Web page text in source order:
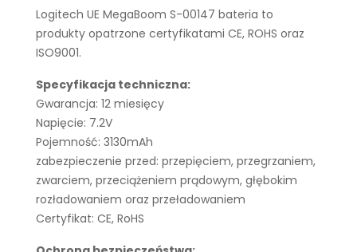
Logitech UE MegaBoom S-00147 bateria to
produkty opatrzone certyfikatami CE, ROHS oraz
ISO9001.
Specyfikacja techniczna:
Gwarancja: 12 miesięcy
Napięcie: 7.2V
Pojemność: 3130mAh
zabezpieczenie przed: przepięciem, przegrzaniem,
zwarciem, przeciążeniem prądowym, głębokim
rozładowaniem oraz przeładowaniem
Certyfikat: CE, RoHS